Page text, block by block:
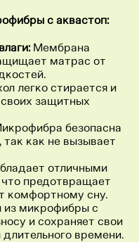
с аквастоп:
Мембрана
матрас от
легко стирается и
защитных
безопасна
как не вызывает
отличными
предотвращает
комфортному сну.
из микрофибры с
и сохраняет свои
времени.